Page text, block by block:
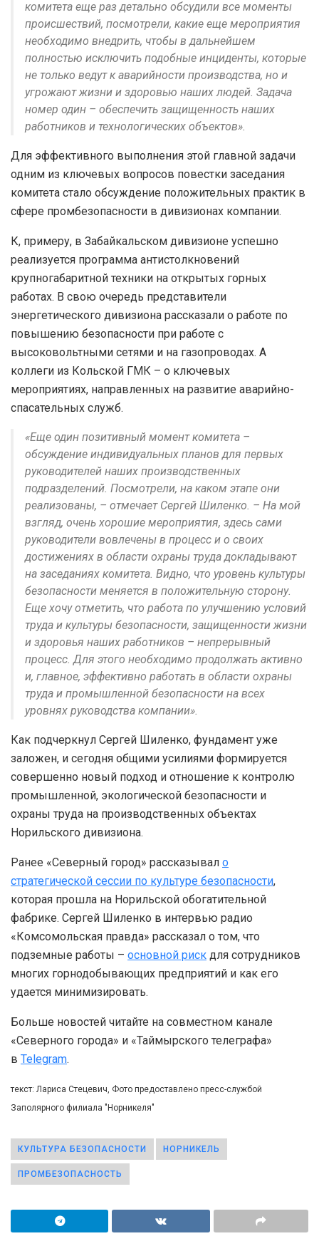
комитета еще раз детально обсудили все моменты
происшествий, посмотрели, какие еще мероприятия
необходимо внедрить, чтобы в дальнейшем
полностью исключить подобные инциденты, которые
не только ведут к аварийности производства, но и
угрожают жизни и здоровью наших людей. Задача
номер один – обеспечить защищенность наших
работников и технологических объектов».
Для эффективного выполнения этой главной задачи
одним из ключевых вопросов повестки заседания
комитета стало обсуждение положительных практик в
сфере промбезопасности в дивизионах компании.
К, примеру, в Забайкальском дивизионе успешно
реализуется программа антистолкновений
крупногабаритной техники на открытых горных
работах. В свою очередь представители
энергетического дивизиона рассказали о работе по
повышению безопасности при работе с
высоковольтными сетями и на газопроводах. А
коллеги из Кольской ГМК – о ключевых
мероприятиях, направленных на развитие аварийно-
спасательных служб.
«Еще один позитивный момент комитета –
обсуждение индивидуальных планов для первых
руководителей наших производственных
подразделений. Посмотрели, на каком этапе они
реализованы, – отмечает Сергей Шиленко. – На мой
взгляд, очень хорошие мероприятия, здесь сами
руководители вовлечены в процесс и о своих
достижениях в области охраны труда докладывают
на заседаниях комитета. Видно, что уровень культуры
безопасности меняется в положительную сторону.
Еще хочу отметить, что работа по улучшению условий
труда и культуры безопасности, защищенности жизни
и здоровья наших работников – непрерывный
процесс. Для этого необходимо продолжать активно
и, главное, эффективно работать в области охраны
труда и промышленной безопасности на всех
уровнях руководства компании».
Как подчеркнул Сергей Шиленко, фундамент уже
заложен, и сегодня общими усилиями формируется
совершенно новый подход и отношение к контролю
промышленной, экологической безопасности и
охраны труда на производственных объектах
Норильского дивизиона.
Ранее «Северный город» рассказывал о
стратегической сессии по культуре безопасности,
которая прошла на Норильской обогатительной
фабрике. Сергей Шиленко в интервью радио
«Комсомольская правда» рассказал о том, что
подземные работы – основной риск для сотрудников
многих горнодобывающих предприятий и как его
удается минимизировать.
Больше новостей читайте на совместном канале
«Северного города» и «Таймырского телеграфа»
в Telegram.
текст: Лариса Стецевич, Фото предоставлено пресс-службой
Заполярного филиала "Норникеля"
КУЛЬТУРА БЕЗОПАСНОСТИ НОРНИКЕЛЬ
ПРОМБЕЗОПАСНОСТЬ